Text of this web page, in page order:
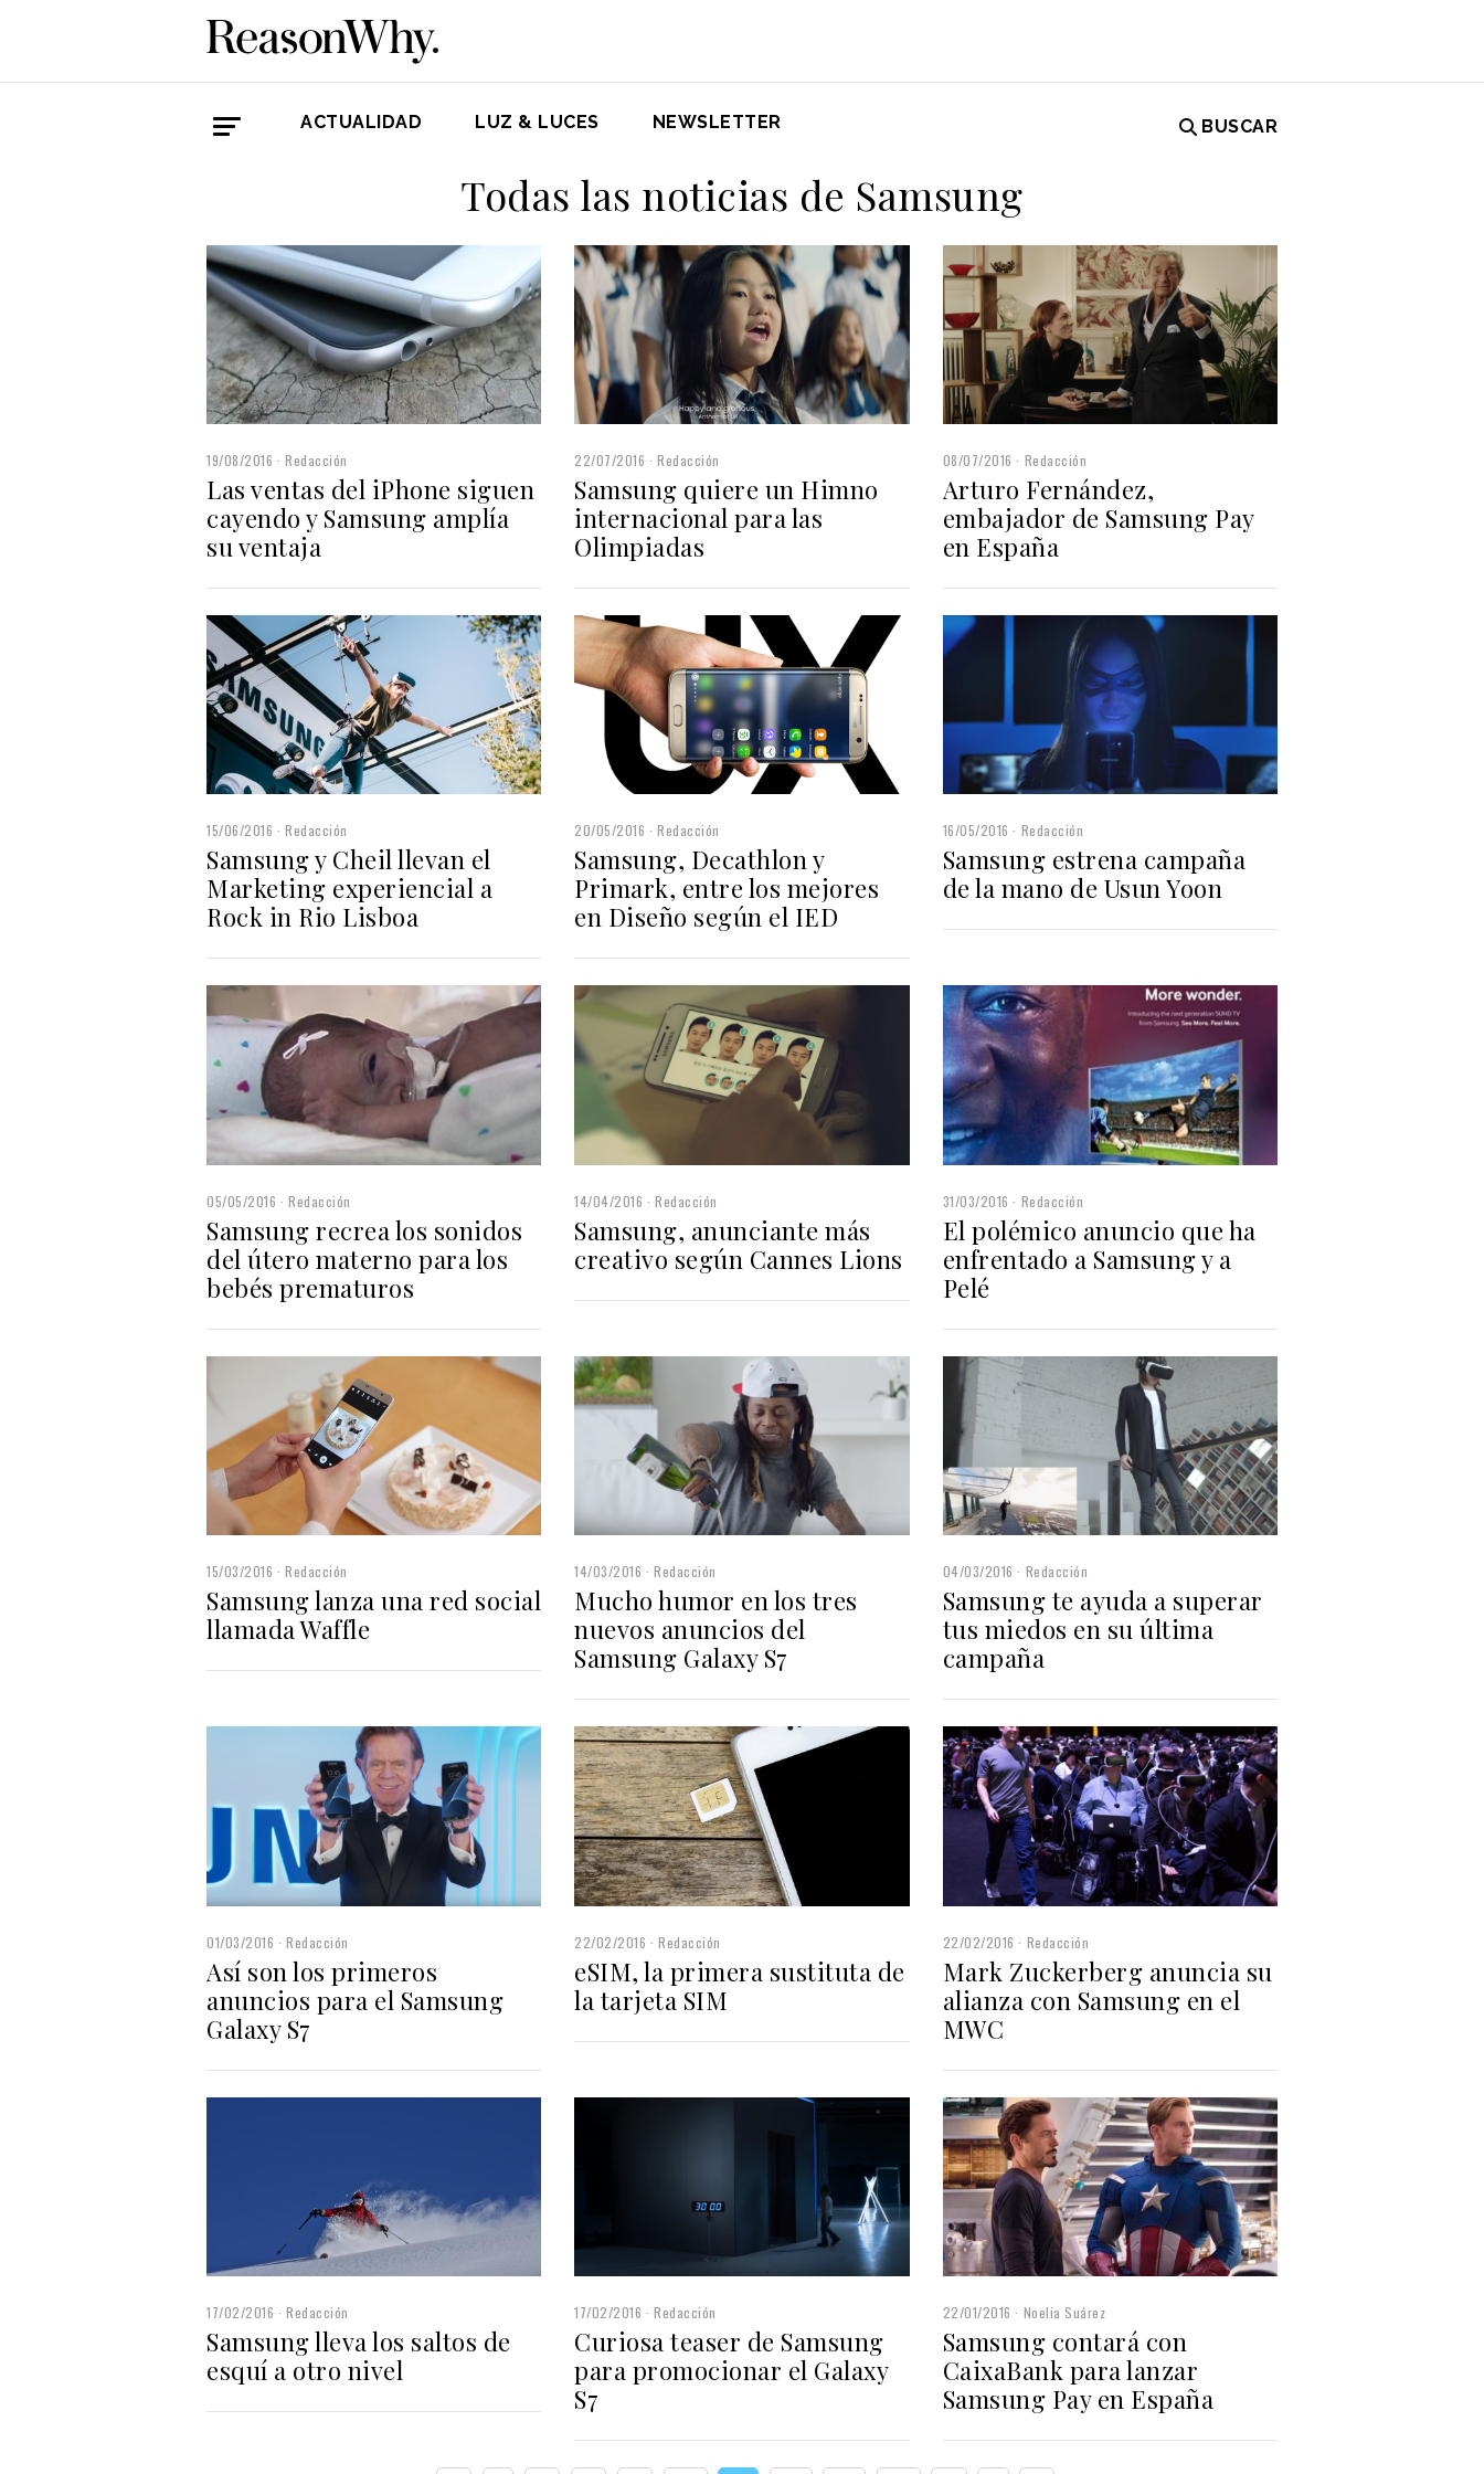
ACTUALIDAD LUZ & LUCES NEWSLETTER BUSCAR
Todas las noticias de Samsung
19/08/2016 Redacción
Las ventas del iPhone siguen
cayendo y Samsung amplía
su ventaja
22/07/2016 Redacción
Samsung quiere un Himno
internacional para las
Olimpiadas
08/07/2016 Redacción
Arturo Fernández,
embajador de Samsung Pay
en España
15/06/2016 Redacción
Samsung y Cheil llevan el
Marketing experiencial a
Rock in Rio Lisboa
20/05/2016 Redacción
Samsung, Decathlon y
Primark, entre los mejores
en Diseño según el IED
16/05/2016 Redacción
Samsung estrena campaña
de la mano de Usun Yoon
05/05/2016 Redacción
Samsung recrea los sonidos
del útero materno para los
bebés prematuros
14/04/2016 Redacción
Samsung, anunciante más
creativo según Cannes Lions
31/03/2016 Redacción
El polémico anuncio que ha
enfrentado a Samsung y a
Pelé
15/03/2016 Redacción
Samsung lanza una red social
llamada Waffle
14/03/2016 Redacción
Mucho humor en los tres
nuevos anuncios del
Samsung Galaxy S7
04/03/2016 Redacción
Samsung te ayuda a superar
tus miedos en su última
campaña
01/03/2016 Redacción
Así son los primeros
anuncios para el Samsung
Galaxy S7
22/02/2016 Redacción
eSIM, la primera sustituta de
la tarjeta SIM
22/02/2016 Redacción
Mark Zuckerberg anuncia su
alianza con Samsung en el
MWC
17/02/2016 Redacción
Samsung lleva los saltos de
esquí a otro nivel
17/02/2016 Redacción
Curiosa teaser de Samsung
para promocionar el Galaxy
S7
22/01/2016 Noelia Suárez
Samsung contará con
CaixaBank para lanzar
Samsung Pay en España